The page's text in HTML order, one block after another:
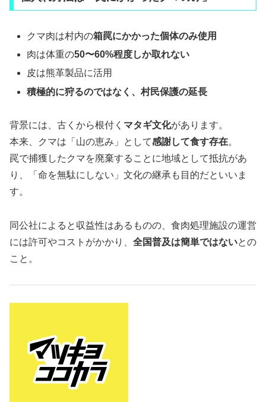
クマ肉は村内の箱罠にかかった個体のみ使用
肉は体重の50〜60%程度しか取れない
皮は熊革製品に活用
積極的に狩るのではなく、村民保護の延長
背景には、古くから根付く マタギ文化があります。
本来、クマは「山の恵み」として感謝して食す存在。
罠で捕獲したクマを廃棄することに地域として抵抗があ
り、「命を無駄にしない」文化の継承も目的だといいま
す。
同公社によると収益性はあるものの、食肉処理施設の運営
には許可やコストがかかり、 全国普及は簡単ではないとの
こと。